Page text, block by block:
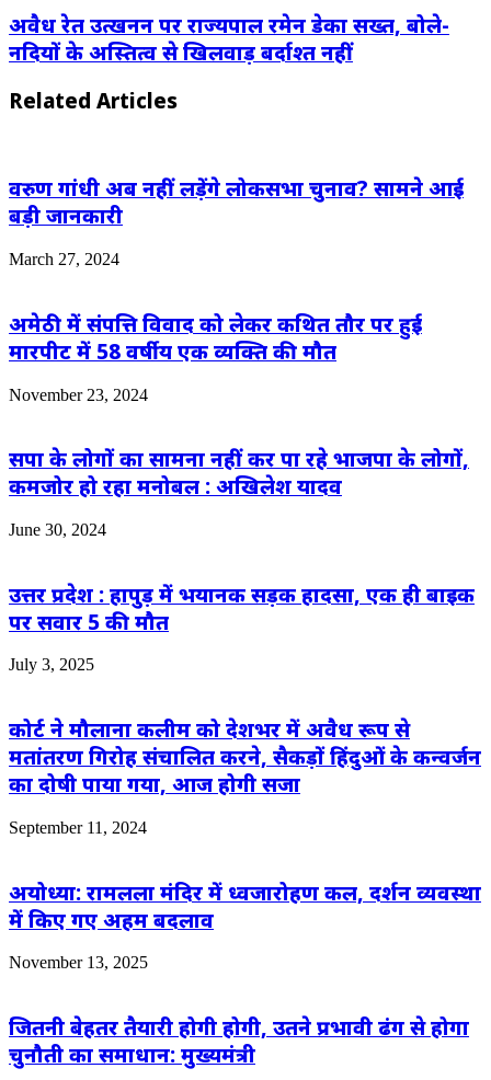
अवैध रेत उत्खनन पर राज्यपाल रमेन डेका सख्त, बोले-
नदियों के अस्तित्व से खिलवाड़ बर्दाश्त नहीं
Related Articles
वरुण गांधी अब नहीं लड़ेंगे लोकसभा चुनाव? सामने आई
बड़ी जानकारी
March 27, 2024
अमेठी में संपत्ति विवाद को लेकर कथित तौर पर हुई
मारपीट में 58 वर्षीय एक व्यक्ति की मौत
November 23, 2024
सपा के लोगों का सामना नहीं कर पा रहे भाजपा के लोगों,
कमजोर हो रहा मनोबल : अखिलेश यादव
June 30, 2024
उत्तर प्रदेश : हापुड़ में भयानक सड़क हादसा, एक ही बाइक
पर सवार 5 की मौत
July 3, 2025
कोर्ट ने मौलाना कलीम को देशभर में अवैध रूप से
मतांतरण गिरोह संचालित करने, सैकड़ों हिंदुओं के कन्‍वर्जन
का दोषी पाया गया, आज होगी सजा
September 11, 2024
अयोध्या: रामलला मंदिर में ध्वजारोहण कल, दर्शन व्यवस्था
में किए गए अहम बदलाव
November 13, 2025
जितनी बेहतर तैयारी होगी होगी, उतने प्रभावी ढंग से होगा
चुनौती का समाधान: मुख्यमंत्री